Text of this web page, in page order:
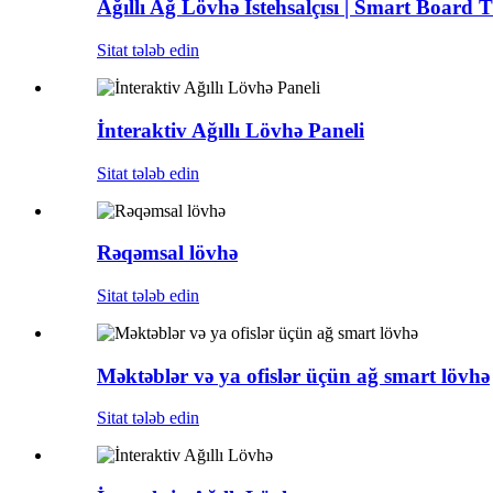
Ağıllı Ağ Lövhə İstehsalçısı | Smart Board
Sitat tələb edin
İnteraktiv Ağıllı Lövhə Paneli
Sitat tələb edin
Rəqəmsal lövhə
Sitat tələb edin
Məktəblər və ya ofislər üçün ağ smart lövhə
Sitat tələb edin